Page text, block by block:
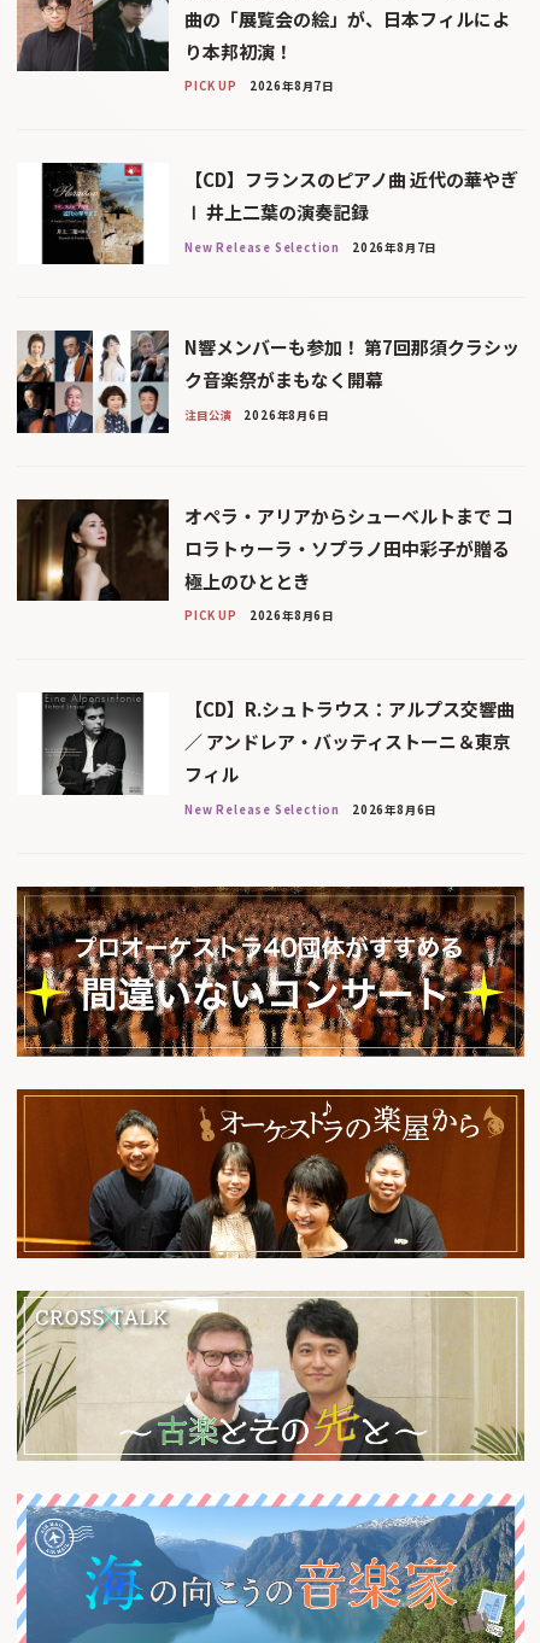
曲の「展覧会の絵」が、日本フィルによ
り本邦初演！
PICK UP 2026年8月7日
【CD】フランスのピアノ曲 近代の華やぎ
Ⅰ 井上二葉の演奏記録
New Release Selection 2026年8月7日
N響メンバーも参加！ 第7回那須クラシッ
ク音楽祭がまもなく開幕
注目公演 2026年8月6日
オペラ・アリアからシューベルトまで コ
ロラトゥーラ・ソプラノ田中彩子が贈る
極上のひととき
PICK UP 2026年8月6日
【CD】R.シュトラウス：アルプス交響曲
／ アンドレア・バッティストーニ＆東京
フィル
New Release Selection 2026年8月6日